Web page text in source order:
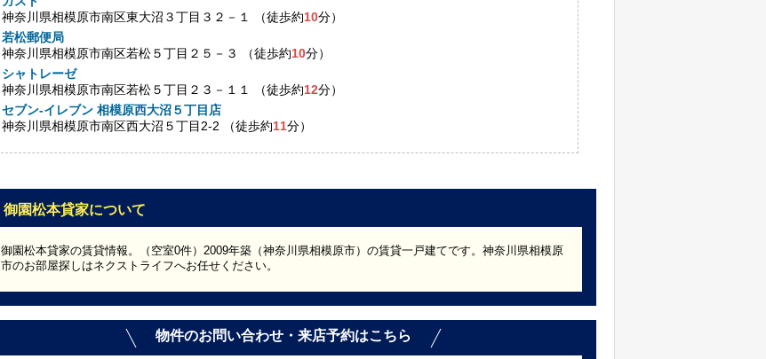
神奈川県相模原市南区東大沼３丁目３２－１ （徒歩約10分）
若松郵便局
神奈川県相模原市南区若松５丁目２５－３ （徒歩約10分）
シャトレーゼ
神奈川県相模原市南区若松５丁目２３－１１ （徒歩約12分）
セブン-イレブン 相模原西大沼５丁目店
神奈川県相模原市南区西大沼５丁目2-2 （徒歩約11分）
御園松本貸家について
御園松本貸家の賃貸情報。（空室0件）2009年築（神奈川県相模原市）の賃貸一戸建てです。神奈川県相模原
市のお部屋探しはネクストライフへお任せください。
物件のお問い合わせ・来店予約はこちら